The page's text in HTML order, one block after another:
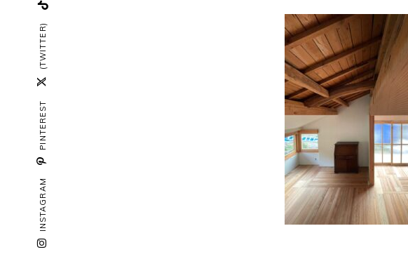
INSTAGRAM
PINTEREST
(TWITTER)